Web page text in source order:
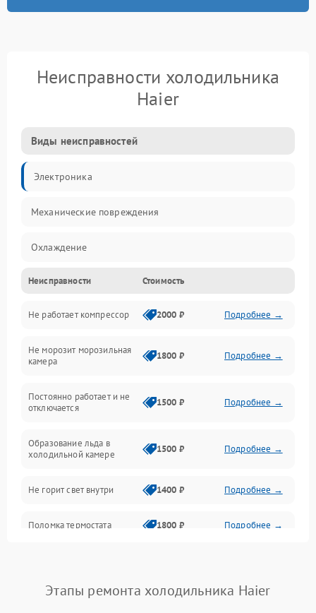
Неисправности холодильника
Haier
Виды неисправностей
Электроника
Механические повреждения
Охлаждение
Механика
Электропитание
Дренаж
Неисправности Стоимость
Не работает компрессор 2000 ₽ Подробнее →
Не морозит морозильная
камера
1800 ₽ Подробнее →
Постоянно работает и не
отключается
1500 ₽ Подробнее →
Образование льда в
холодильной камере
1500 ₽ Подробнее →
Не горит свет внутри 1400 ₽ Подробнее →
Поломка термостата 1800 ₽ Подробнее →
Поломка системы No Frost 2600 ₽ Подробнее →
Этапы ремонта холодильника Haier